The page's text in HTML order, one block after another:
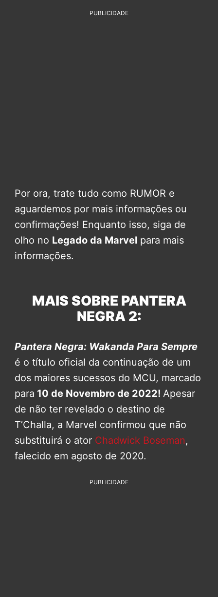
PUBLICIDADE
Por ora, trate tudo como RUMOR e
aguardemos por mais informações ou
confirmações! Enquanto isso, siga de
olho no Legado da Marvel para mais
informações.
MAIS SOBRE PANTERA
NEGRA 2:
Pantera Negra: Wakanda Para Sempre
é o título oficial da continuação de um
dos maiores sucessos do MCU, marcado
para 10 de Novembro de 2022! Apesar
de não ter revelado o destino de
T’Challa, a Marvel confirmou que não
substituirá o ator Chadwick Boseman,
falecido em agosto de 2020.
PUBLICIDADE